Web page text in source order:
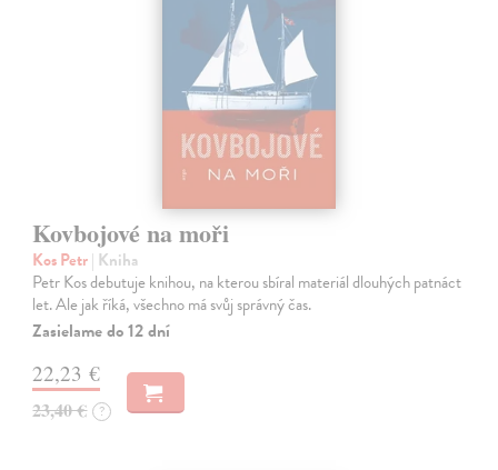
Kovbojové na moři
Kos Petr| Kniha
Petr Kos debutuje knihou, na kterou sbíral materiál dlouhých patnáct
let. Ale jak říká, všechno má svůj správný čas.
Zasielame do 12 dní
22,23 €
23,40 € ?